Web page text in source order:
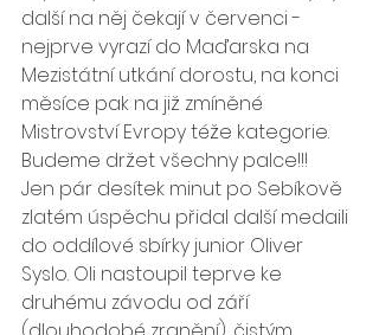
další na něj čekají v červenci -
nejprve vyrazí do Maďarska na
Mezistátní utkání dorostu, na konci
měsíce pak na již zmíněné
Mistrovství Evropy téže kategorie.
Budeme držet všechny palce!!!
Jen pár desítek minut po Sebíkově
zlatém úspěchu přidal další medaili
do oddílové sbírky junior Oliver
Syslo. Oli nastoupil teprve ke
druhému závodu od září